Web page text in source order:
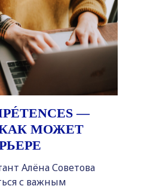
—
МОЖЕТ
Алёна Советова
с важным